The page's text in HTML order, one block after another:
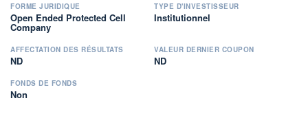
FORME JURIDIQUE
Open Ended Protected Cell
Company
TYPE D'INVESTISSEUR
Institutionnel
AFFECTATION DES RÉSULTATS
ND
VALEUR DERNIER COUPON
ND
FONDS DE FONDS
Non